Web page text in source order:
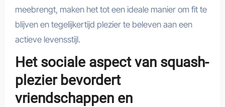
meebrengt, maken het tot een ideale manier om fit te
blijven en tegelijkertijd plezier te beleven aan een
actieve levensstijl.
Het sociale aspect van squash-
plezier bevordert
vriendschappen en